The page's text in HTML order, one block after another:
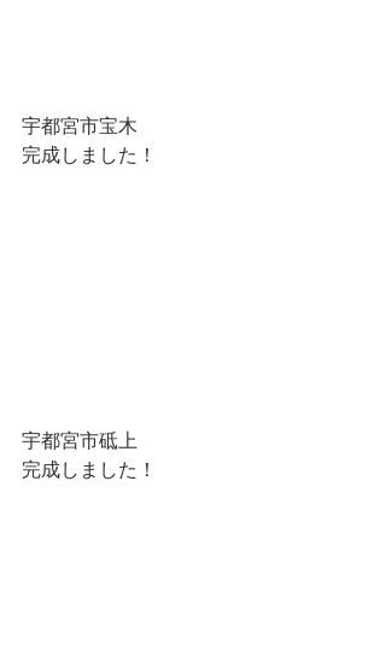
宇都宮市宝木
完成しました！
宇都宮市砥上
完成しました！